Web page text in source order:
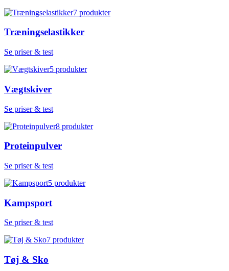
7 produkter
Træningselastikker
Se priser & test
5 produkter
Vægtskiver
Se priser & test
8 produkter
Proteinpulver
Se priser & test
5 produkter
Kampsport
Se priser & test
7 produkter
Tøj & Sko